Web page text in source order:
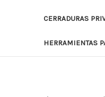
CERRADURAS
HERRAMIENTAS